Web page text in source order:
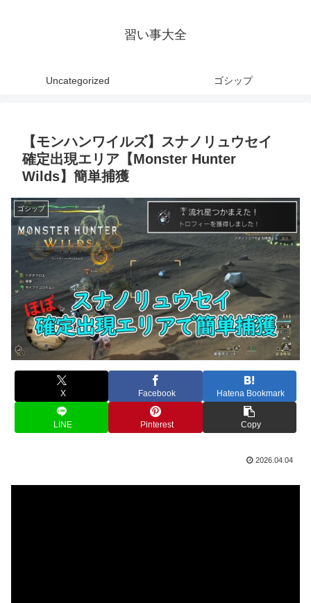
習い事大全
Uncategorized ゴシップ
【モンハンワイルズ】スナノリュウセイ
確定出現エリア【Monster Hunter
Wilds】簡単捕獲
ゴシップ
X Facebook Hatena Bookmark
LINE Pinterest Copy
2026.04.04